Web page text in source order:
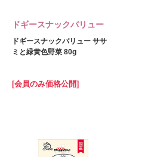
ドギースナックバリュー
ドギースナックバリュー ササ
ミと緑黄色野菜 80g
[会員のみ価格公開]